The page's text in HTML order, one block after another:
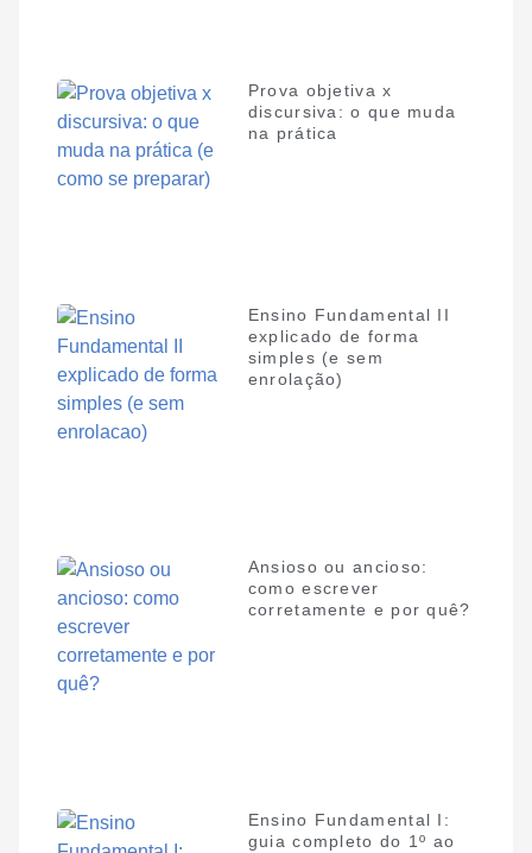
Prova objetiva x
discursiva: o que muda
na prática
Ensino Fundamental II
explicado de forma
simples (e sem
enrolação)
Ansioso ou ancioso:
como escrever
corretamente e por quê?
Ensino Fundamental I:
guia completo do 1º ao